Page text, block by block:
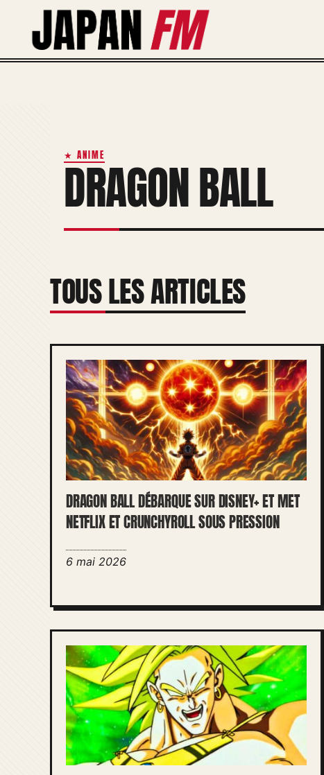
contenu
★ ANIME
DRAGON BALL
TOUS LES ARTICLES
DRAGON BALL DÉBARQUE SUR DISNEY+ ET MET
NETFLIX ET CRUNCHYROLL SOUS PRESSION
6 mai 2026